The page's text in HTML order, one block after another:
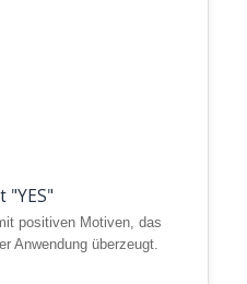
positiven Motiven, das
Anwendung überzeugt.